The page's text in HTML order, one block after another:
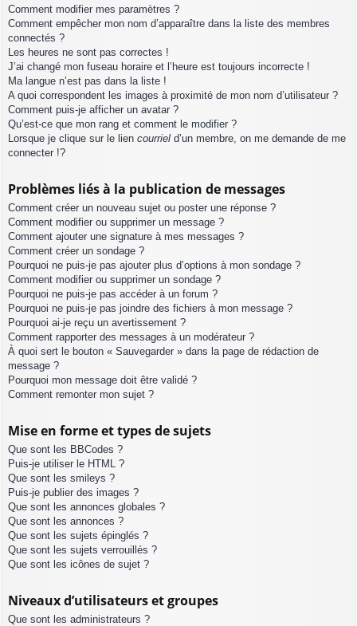
Comment modifier mes paramètres ?
Comment empêcher mon nom d’apparaître dans la liste des membres
connectés ?
Les heures ne sont pas correctes !
J’ai changé mon fuseau horaire et l’heure est toujours incorrecte !
Ma langue n’est pas dans la liste !
A quoi correspondent les images à proximité de mon nom d’utilisateur ?
Comment puis-je afficher un avatar ?
Qu’est-ce que mon rang et comment le modifier ?
Lorsque je clique sur le lien courriel d’un membre, on me demande de me
connecter !?
Problèmes liés à la publication de messages
Comment créer un nouveau sujet ou poster une réponse ?
Comment modifier ou supprimer un message ?
Comment ajouter une signature à mes messages ?
Comment créer un sondage ?
Pourquoi ne puis-je pas ajouter plus d’options à mon sondage ?
Comment modifier ou supprimer un sondage ?
Pourquoi ne puis-je pas accéder à un forum ?
Pourquoi ne puis-je pas joindre des fichiers à mon message ?
Pourquoi ai-je reçu un avertissement ?
Comment rapporter des messages à un modérateur ?
À quoi sert le bouton « Sauvegarder » dans la page de rédaction de
message ?
Pourquoi mon message doit être validé ?
Comment remonter mon sujet ?
Mise en forme et types de sujets
Que sont les BBCodes ?
Puis-je utiliser le HTML ?
Que sont les smileys ?
Puis-je publier des images ?
Que sont les annonces globales ?
Que sont les annonces ?
Que sont les sujets épinglés ?
Que sont les sujets verrouillés ?
Que sont les icônes de sujet ?
Niveaux d’utilisateurs et groupes
Que sont les administrateurs ?